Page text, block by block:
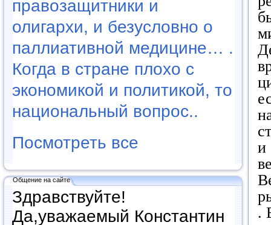
правозащитники и
олигархи, и безусловно о
паллиативной медицине… .
Когда в стране плохо с
экономикой и политикой, то
национальный вопрос..
Посмотреть все
Общение на сайте
Здравствуйте!
Да,уважаемый Константин
и
.